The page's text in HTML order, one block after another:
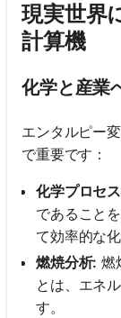
現実世界
計算機
化学と産業
エンタルピー
で重要です：
化学プロセ
であること
て効率的な
燃焼分析: 燃
とは、エネ
す。